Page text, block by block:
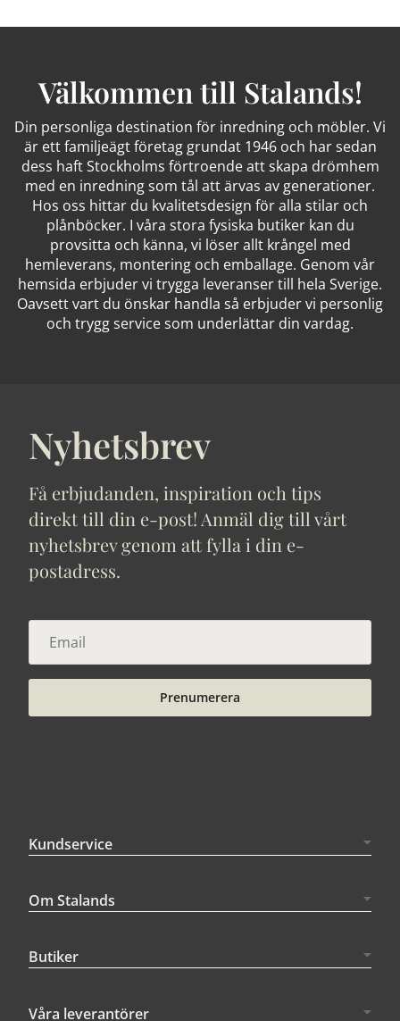
Välkommen till Stalands!
Din personliga destination för inredning och möbler. Vi
är ett familjeägt företag grundat 1946 och har sedan
dess haft Stockholms förtroende att skapa drömhem
med en inredning som tål att ärvas av generationer.
Hos oss hittar du kvalitetsdesign för alla stilar och
plånböcker. I våra stora fysiska butiker kan du
provsitta och känna, vi löser allt krångel med
hemleverans, montering och emballage. Genom vår
hemsida erbjuder vi trygga leveranser till hela Sverige.
Oavsett vart du önskar handla så erbjuder vi personlig
och trygg service som underlättar din vardag.
Nyhetsbrev
Få erbjudanden, inspiration och tips
direkt till din e-post! Anmäl dig till vårt
nyhetsbrev genom att fylla i din e-
postadress.
Prenumerera
Kundservice
Om Stalands
Butiker
Våra leverantörer